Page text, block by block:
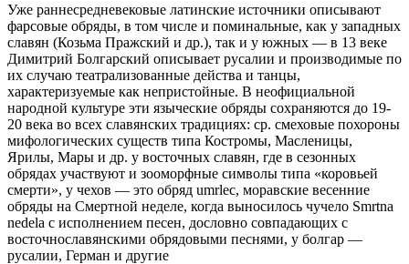
Уже раннесредневековые латинские источники описывают
фарсовые обряды, в том числе и поминальные, как у западных
славян (Козьма Пражский и др.), так и у южных — в 13 веке
Димитрий Болгарский описывает русалии и производимые по
их случаю театрализованные действа и танцы,
характеризуемые как непристойные. В неофициальной
народной культуре эти языческие обряды сохраняются до 19-
20 века во всех славянских традициях: ср. смеховые похороны
мифологических существ типа Костромы, Масленицы,
Ярилы, Мары и др. у восточных славян, где в сезонных
обрядах участвуют и зооморфные символы типа «коровьей
смерти», у чехов — это обряд umrlec, моравские весенние
обряды на Смертной неделе, когда выносилось чучело Smrtna
nedela с исполнением песен, дословно совпадающих с
восточнославянскими обрядовыми песнями, у болгар —
русалии, Герман и другие